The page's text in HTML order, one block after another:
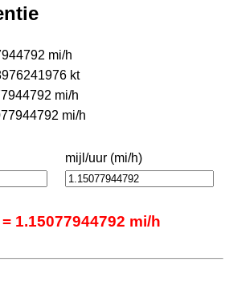
mi/h
kt
mi/h
mi/h
mijl/uur (mi/h)
1.15077944792 mi/h